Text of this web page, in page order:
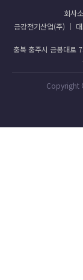
회사
금강전기산업(주) │
충북 충주시 금봉대
Copyright